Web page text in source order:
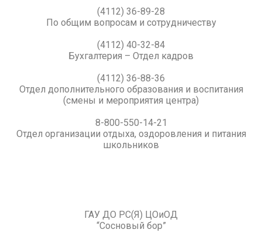
(4112) 36-89-28
По общим вопросам и сотрудничеству
(4112) 40-32-84
Бухгалтерия – Отдел кадров
(4112) 36-88-36
Отдел дополнительного образования и воспитания
(смены и мероприятия центра)
8-800-550-14-21
Отдел организации отдыха, оздоровления и питания
школьников
ГАУ ДО РС(Я) ЦОиОД
“Сосновый бор”